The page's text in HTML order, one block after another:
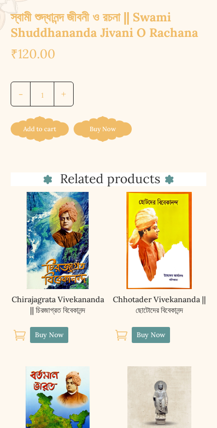
স্বামী শুদ্ধানন্দ জীবনী ও রচনা || Swami
Shuddhananda Jivani O Rachana
₹120.00
-
শুদ্ধানন্দ
জীবনী
ও
রচনা
Shuddhananda
Jivani
O
Rachana
quantity
+
Add to cart Buy Now
Related products
Chirajagrata Vivekananda
|| চিরজাগ্রত বিবেকানন্দ
 Buy Now
Chhotader Vivekananda ||
ছোটোদের বিবেকানন্দ
 Buy Now